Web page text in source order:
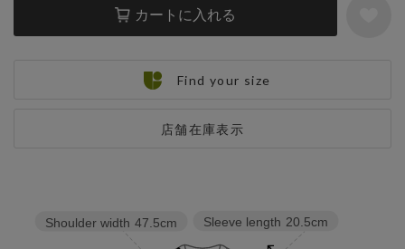
カートに入れる
店舗在庫表示
Find your size
Sleeve length 20.5cm
Shoulder width 47.5cm